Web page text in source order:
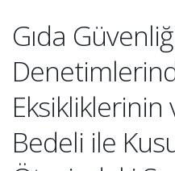
Gıda
Eksikliklerinin
Bedeli ile